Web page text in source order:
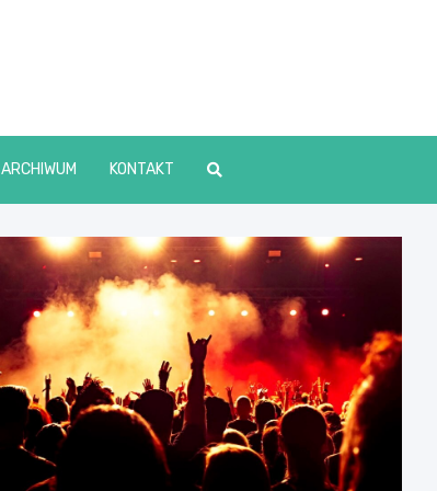
ARCHIWUM KONTAKT